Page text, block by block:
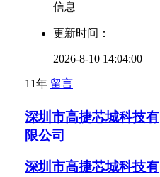
信息
更新时间：
2026-8-10 14:04:00
11年 留言
深圳市高捷芯城科技有
限公司
深圳市高捷芯城科技有